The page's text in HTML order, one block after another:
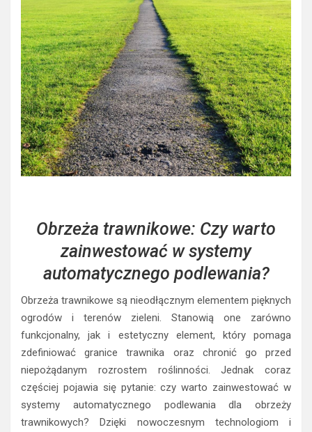
Obrzeża trawnikowe: Czy warto
zainwestować w systemy
automatycznego podlewania?
Obrzeża trawnikowe są nieodłącznym elementem pięknych
ogrodów i terenów zieleni. Stanowią one zarówno
funkcjonalny, jak i estetyczny element, który pomaga
zdefiniować granice trawnika oraz chronić go przed
niepożądanym rozrostem roślinności. Jednak coraz
częściej pojawia się pytanie: czy warto zainwestować w
systemy automatycznego podlewania dla obrzeży
trawnikowych? Dzięki nowoczesnym technologiom i